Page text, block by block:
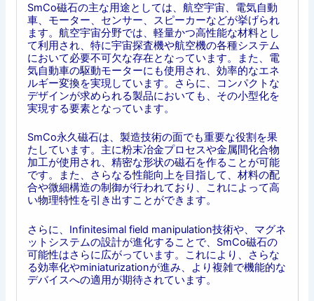
SmCo磁石の主な用途としては、航空宇宙、電気自動
車、モーター、センサー、スピーカーなどが挙げられ
ます。航空宇宙分野では、軽量かつ高性能な材料とし
て利用され、特に宇宙探査機や航空機の各種システム
において必要不可欠な存在となっています。また、電
気自動車の駆動モーターにも使用され、効率的なエネ
ルギー変換を実現しています。さらに、コンパクトな
デザインが求められる製品においても、その小型化を
実現する要素となっています。
SmCo永久磁石は、製造技術の面でも重要な役割を果
たしています。主に粉末冶金プロセスや金属間化合物
加工が使用され、精密な形状の磁石を作ることが可能
です。また、さらなる性能向上を目指して、材料の配
合や微細構造の制御が行われており、これによって高
い物理特性を引き出すことができます。
さらに、Infinitesimal field manipulation技術や、マグネ
ットシステムの設計が進化することで、SmCo磁石の
可能性はさらに広がっています。これにより、さらな
る効率化やminiaturizationが進み、より複雑で機能的な
デバイスへの適用が期待されています。